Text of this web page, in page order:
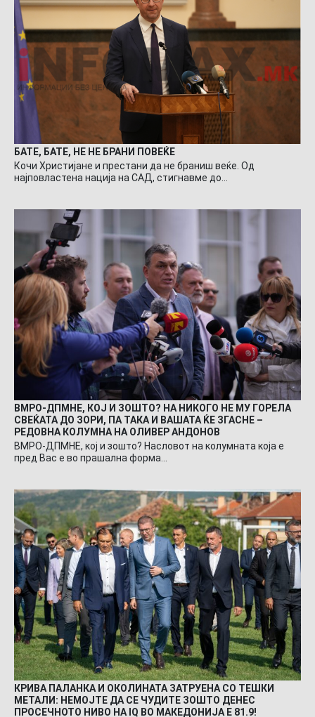
БАТЕ, БАТЕ, НЕ НЕ БРАНИ ПОВЕЌЕ
Кочи Христијане и престани да не браниш веќе. Од
најповластена нација на САД, стигнавме до…
ВМРО-ДПМНЕ, КОЈ И ЗОШТО? НА НИКОГО НЕ МУ ГОРЕЛА
СВЕЌАТА ДО ЗОРИ, ПА ТАКА И ВАШАТА ЌЕ ЗГАСНЕ –
РЕДОВНА КОЛУМНА НА ОЛИВЕР АНДОНОВ
ВМРО-ДПМНЕ, кој и зошто? Насловот на колумната која е
пред Вас е во прашална форма…
КРИВА ПАЛАНКА И ОКОЛИНАТА ЗАТРУЕНА СО ТЕШКИ
МЕТАЛИ: НЕМОЈТЕ ДА СЕ ЧУДИТЕ ЗОШТО ДЕНЕС
ПРОСЕЧНОТО НИВО НА IQ ВО МАКЕДОНИЈА Е 81.9!